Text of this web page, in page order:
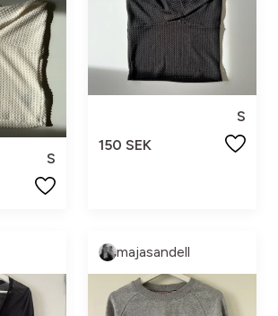
S
S
150 SEK
majasandell